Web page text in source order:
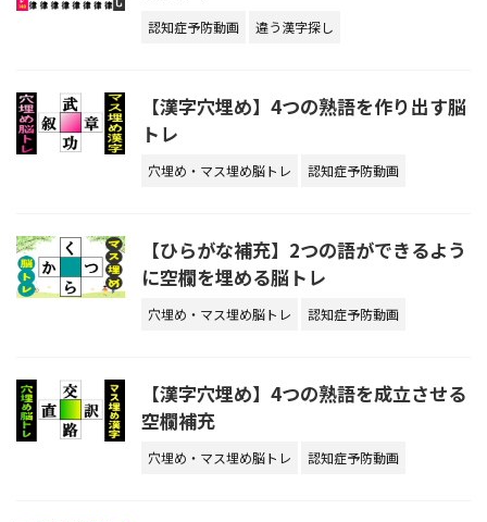
認知症予防動画 違う漢字探し
【漢字穴埋め】4つの熟語を作り出す脳
トレ
穴埋め・マス埋め脳トレ 認知症予防動画
【ひらがな補充】2つの語ができるよう
に空欄を埋める脳トレ
穴埋め・マス埋め脳トレ 認知症予防動画
【漢字穴埋め】4つの熟語を成立させる
空欄補充
穴埋め・マス埋め脳トレ 認知症予防動画